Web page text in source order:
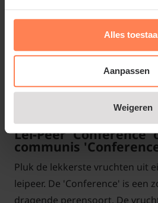
Alles
Aanpassen
Weigeren
maximaal
Maximale tussenruimte
Artikelcode
Lei-Peer 'Conference'
communis
Pluk de lekkerste vruchten uit
leipeer. De 'Conference' is een
dragende perensoort. De